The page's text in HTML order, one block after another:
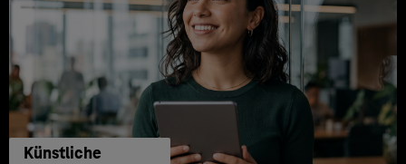
Künstliche